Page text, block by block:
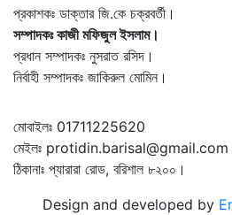
প্রকাশকঃ ডাক্তার জি.কে চক্রবর্তী।
সম্পাদকঃ কাজী মফিজুল ইসলাম।
প্রধান সম্পাদকঃ নুসরাত রসিদ।
নির্বাহী সম্পাদকঃ জাকিরুল মোমিন।
মোবাইলঃ 01711225620
মেইলঃ protidin.barisal@gmail.com
ঠিকানাঃ প্যারারা রোড, বরিশাল ৮২০০।
Design and developed by